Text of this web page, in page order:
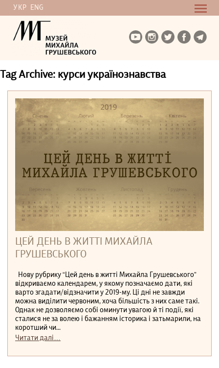
УКР ENG
Tag Archive: курси українознавства
ЦЕЙ ДЕНЬ В ЖИТТІ МИХАЙЛА
ГРУШЕВСЬКОГО
Нову рубрику “Цей день в житті Михайла Грушевського”
відкриваємо календарем, у якому позначаємо дати, які
варто згадати/відзначити у 2019-му. Ці дні не завжди
можна виділити червоним, хоча більшість з них саме такі.
Однак не дозволяємо собі оминути увагою й ті події, які
сталися не за волею і бажанням історика і затьмарили, на
коротший чи...
Читати далі…